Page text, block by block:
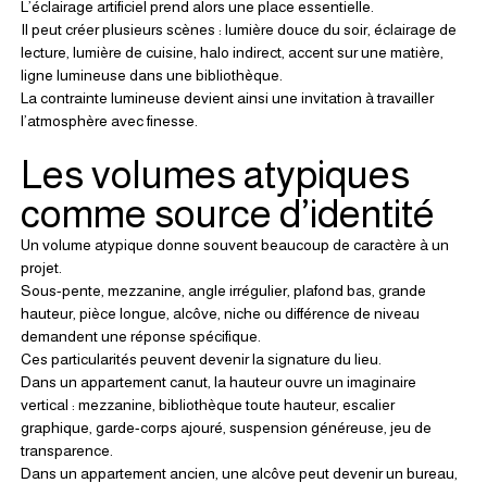
L’éclairage artificiel prend alors une place essentielle.
Il peut créer plusieurs scènes : lumière douce du soir, éclairage de
lecture, lumière de cuisine, halo indirect, accent sur une matière,
ligne lumineuse dans une bibliothèque.
La contrainte lumineuse devient ainsi une invitation à travailler
l’atmosphère avec finesse.
Les volumes atypiques
comme source d’identité
Un volume atypique donne souvent beaucoup de caractère à un
projet.
Sous-pente, mezzanine, angle irrégulier, plafond bas, grande
hauteur, pièce longue, alcôve, niche ou différence de niveau
demandent une réponse spécifique.
Ces particularités peuvent devenir la signature du lieu.
Dans un appartement canut, la hauteur ouvre un imaginaire
vertical : mezzanine, bibliothèque toute hauteur, escalier
graphique, garde-corps ajouré, suspension généreuse, jeu de
transparence.
Dans un appartement ancien, une alcôve peut devenir un bureau,